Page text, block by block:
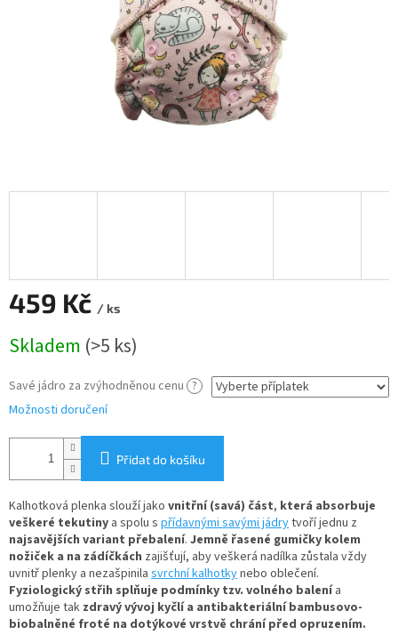
459 Kč / ks
cena:
Skladem (>5 ks)
Savé jádro za zvýhodněnou cenu ?
Možnosti doručení
Přidat do košíku
Kalhotková plenka slouží jako vnitřní (savá) část, která absorbuje
veškeré tekutiny a spolu s přídavnými savými jádrytvoří jednu z
najsavějších variant přebalení. Jemně řasené gumičky kolem
nožiček a na zádíčkách zajišťují, aby veškerá nadílka zůstala vždy
uvnitř plenky a nezašpinila svrchní kalhotkynebo oblečení.
Fyziologický střih splňuje podmínky tzv. volného balenía
umožňuje tak zdravý vývoj kyčlí a antibakteriální bambusovo-
biobalněné froté na dotýkové vrstvě chrání před opruzením.